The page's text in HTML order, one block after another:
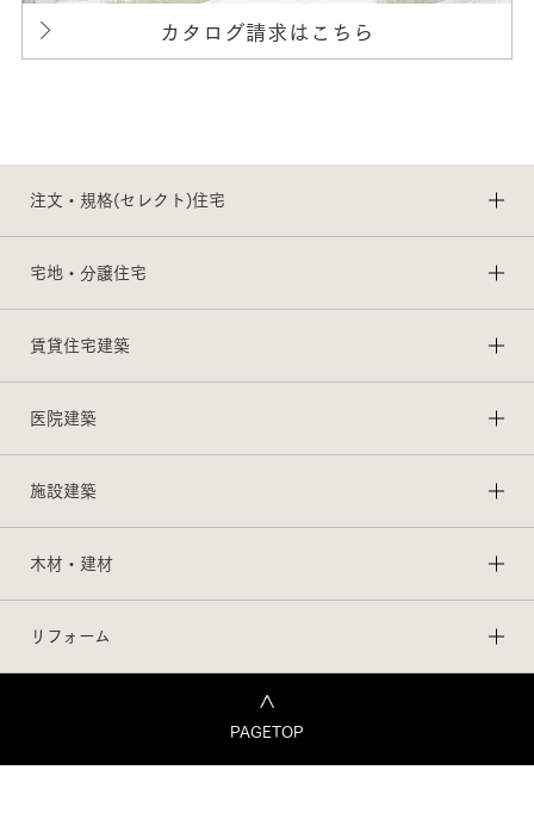
カタログ請求はこちら
注文・規格(セレクト)住宅
宅地・分譲住宅
賃貸住宅建築
医院建築
施設建築
木材・建材
リフォーム
PAGETOP